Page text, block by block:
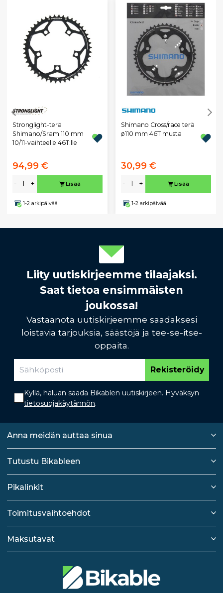
Stronglight-terä
Shimano/Sram 110 mm
10/11-vaihteelle 46T:lle
94,99 €
- + Lisää
1-2 arkipäivää
Shimano Cross/race terä
ø110 mm 46T musta
30,99 €
- + Lisää
1-2 arkipäivää
Liity uutiskirjeemme tilaajaksi.
Saat tietoa ensimmäisten
joukossa!
Vastaanota uutiskirjeemme saadaksesi
loistavia tarjouksia, säästöjä ja tee-se-itse-
oppaita.
Rekisteröidy
Kyllä, haluan saada Bikablen uutiskirjeen. Hyväksyn
tietosuojakäytännön.
Anna meidän auttaa sinua
Tutustu Bikableen
Pikalinkit
Toimitusvaihtoehdot
Maksutavat